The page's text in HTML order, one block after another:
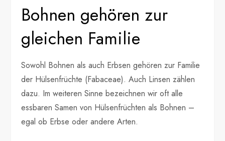
Bohnen gehören zur
gleichen Familie
Sowohl Bohnen als auch Erbsen gehören zur Familie
der Hülsenfrüchte (Fabaceae). Auch Linsen zählen
dazu. Im weiteren Sinne bezeichnen wir oft alle
essbaren Samen von Hülsenfrüchten als Bohnen –
egal ob Erbse oder andere Arten.